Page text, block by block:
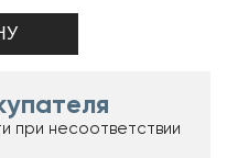
при несоответствии